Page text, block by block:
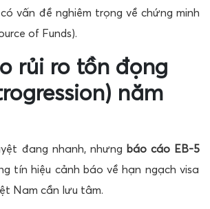
vấn đề nghiêm trọng về chứng minh
of Funds).
rủi ro tồn đọng
năm
đang nhanh, nhưng báo cáo EB-5
tín hiệu cảnh báo về hạn ngạch visa
Nam cần lưu tâm.